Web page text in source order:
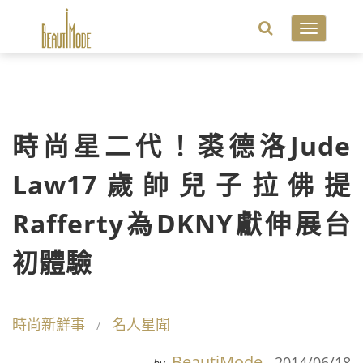
Toggle
時尚星二代！裘德洛Jude
Law17歲帥兒子拉佛提
Rafferty為DKNY獻伸展台
初體驗
時尚新鮮事 名人星聞